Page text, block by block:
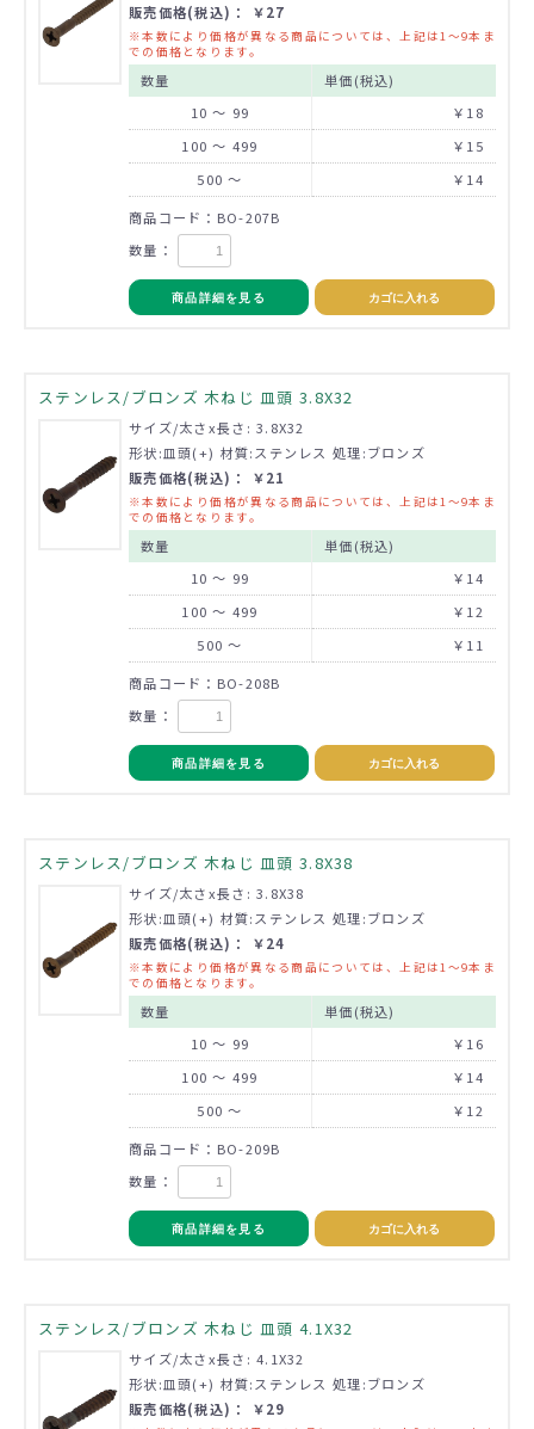
販売価格(税込)： ￥27
※本数により価格が異なる商品については、上記は1～9本ま
での価格となります。
数量
単価(税込)
10 ～ 99
￥18
100 ～ 499
￥15
500 ～
￥14
商品コード：BO-207B
数量：
商品詳細を見る カゴに入れる
ステンレス/ブロンズ 木ねじ 皿頭 3.8X32
サイズ/太さx長さ: 3.8X32
形状:皿頭(+) 材質:ステンレス 処理:ブロンズ
販売価格(税込)： ￥21
※本数により価格が異なる商品については、上記は1～9本ま
での価格となります。
数量
単価(税込)
10 ～ 99
￥14
100 ～ 499
￥12
500 ～
￥11
商品コード：BO-208B
数量：
商品詳細を見る カゴに入れる
ステンレス/ブロンズ 木ねじ 皿頭 3.8X38
サイズ/太さx長さ: 3.8X38
形状:皿頭(+) 材質:ステンレス 処理:ブロンズ
販売価格(税込)： ￥24
※本数により価格が異なる商品については、上記は1～9本ま
での価格となります。
数量
単価(税込)
10 ～ 99
￥16
100 ～ 499
￥14
500 ～
￥12
商品コード：BO-209B
数量：
商品詳細を見る カゴに入れる
ステンレス/ブロンズ 木ねじ 皿頭 4.1X32
サイズ/太さx長さ: 4.1X32
形状:皿頭(+) 材質:ステンレス 処理:ブロンズ
販売価格(税込)： ￥29